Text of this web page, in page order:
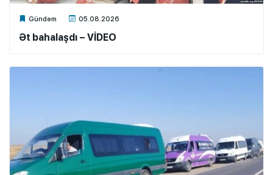
Gündəm 05.08.2026
Xalq.Online
Ət bahalaşdı – VİDEO